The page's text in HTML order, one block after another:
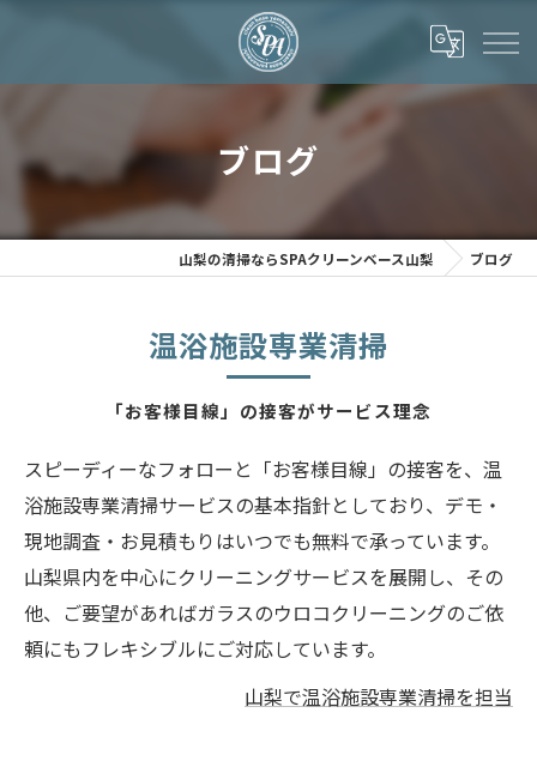
ブログ
山梨の清掃ならSPAクリーンベース山梨 ブログ
温浴施設専業清掃
「お客様目線」の接客がサービス理念
スピーディーなフォローと「お客様目線」の接客を、温
浴施設専業清掃サービスの基本指針としており、デモ・
現地調査・お見積もりはいつでも無料で承っています。
山梨県内を中心にクリーニングサービスを展開し、その
他、ご要望があればガラスのウロコクリーニングのご依
頼にもフレキシブルにご対応しています。
山梨で温浴施設専業清掃を担当